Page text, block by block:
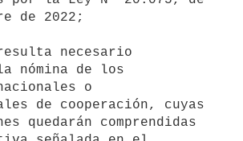
de 2022;
nómina de los
o
de cooperación, cuyas
quedarán comprendidas